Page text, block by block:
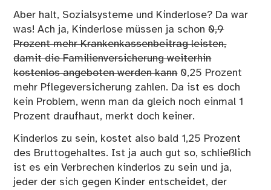
Aber halt, Sozialsysteme und Kinderlose? Da war
was! Ach ja, Kinderlose müssen ja schon0,9
Prozent mehr Krankenkassenbeitrag leisten,
damit die Familienversicherung weiterhin
kostenlos angeboten werden kann0,25 Prozent
mehr Pflegeversicherung zahlen. Da ist es doch
kein Problem, wenn man da gleich noch einmal 1
Prozent draufhaut, merkt doch keiner.
Kinderlos zu sein, kostet also bald 1,25 Prozent
des Bruttogehaltes. Ist ja auch gut so, schließlich
ist es ein Verbrechen kinderlos zu sein und ja,
jeder der sich gegen Kinder entscheidet, der